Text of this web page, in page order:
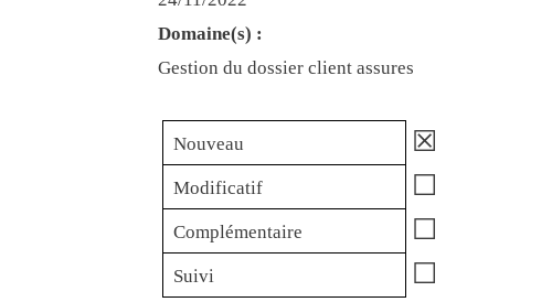
Domaine(s) :
Gestion du dossier client assures
Nouveau ☒
Modificatif ☐
Complémentaire ☐
Suivi ☐